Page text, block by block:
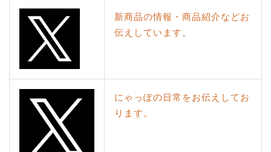
新商品の情報・商品紹介などお
伝えしています。
にゃっぽの日常をお伝えしてお
ります。